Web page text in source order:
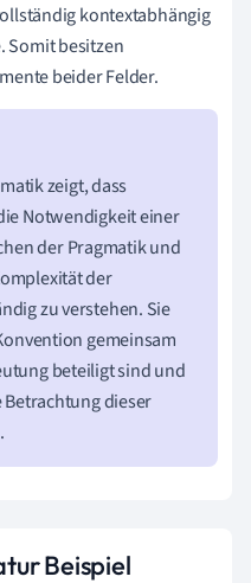
kontextabhängig
Somit besitzen
beider Felder.
zeigt, dass
Notwendigkeit einer
der Pragmatik und
der
zu verstehen. Sie
gemeinsam
beteiligt sind und
dieser
Beispiel